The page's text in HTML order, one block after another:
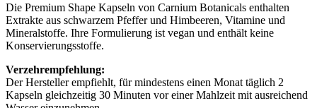
Die Premium Shape Kapseln von Carnium Botanicals enthalten
Extrakte aus schwarzem Pfeffer und Himbeeren, Vitamine und
Mineralstoffe. Ihre Formulierung ist vegan und enthält keine
Konservierungsstoffe.
Verzehrempfehlung:
Der Hersteller empfiehlt, für mindestens einen Monat täglich 2
Kapseln gleichzeitig 30 Minuten vor einer Mahlzeit mit ausreichend